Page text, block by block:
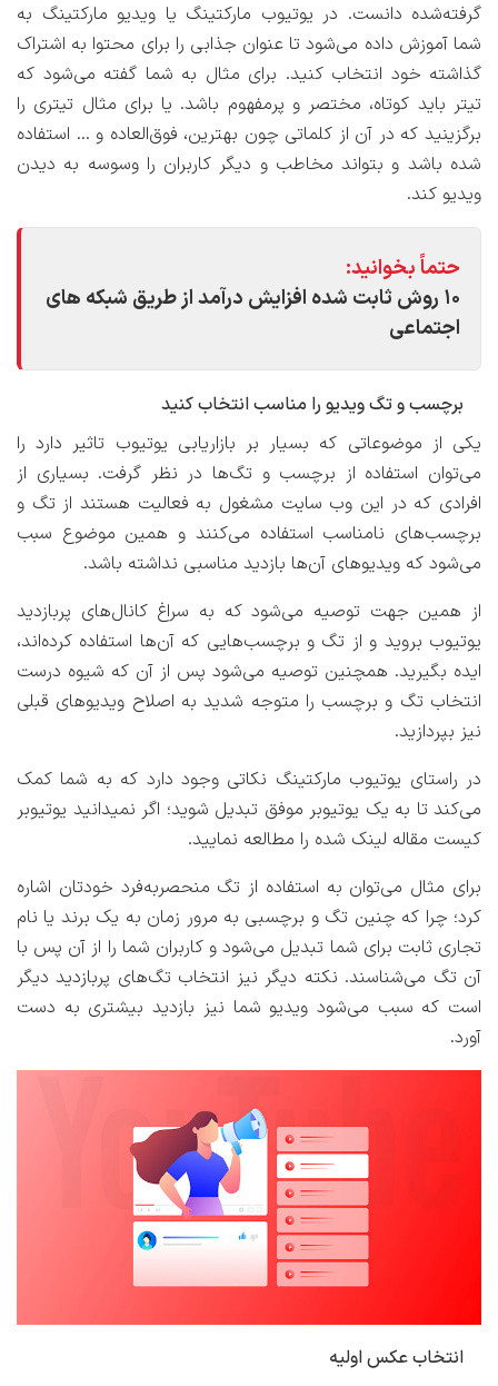
گرفته‌شده دانست. در یوتیوب مارکتینگ یا ویدیو مارکتینگ به
شما آموزش داده می‌شود تا عنوان جذابی را برای محتوا به اشتراک
گذاشته خود انتخاب کنید. برای مثال به شما گفته می‌شود که
تیتر باید کوتاه، مختصر و پرمفهوم باشد. یا برای مثال تیتری را
برگزینید که در آن از کلماتی چون بهترین، فوق‌العاده و … استفاده
شده باشد و بتواند مخاطب و دیگر کاربران را وسوسه به دیدن
ویدیو کند.
حتماً بخوانید:
۱۰ روش ثابت شده افزایش درآمد از طریق شبکه های
اجتماعی
برچسب و تگ ویدیو را مناسب انتخاب کنید
یکی از موضوعاتی که بسیار بر بازاریابی یوتیوب تاثیر دارد را
می‌توان استفاده از برچسب و تگ‌ها در نظر گرفت. بسیاری از
افرادی که در این وب ‌سایت مشغول به فعالیت هستند از تگ و
برچسب‌های نامناسب استفاده می‌کنند و همین موضوع سبب
می‌شود که ویدیوهای آن‌ها بازدید مناسبی نداشته باشد.
از همین جهت توصیه می‌شود که به سراغ کانال‌های پربازدید
یوتیوب بروید و از تگ و برچسب‌هایی که آن‌ها استفاده کرده‌اند،
ایده بگیرید. همچنین توصیه می‌شود پس از آن که شیوه درست
انتخاب تگ و برچسب را متوجه شدید به اصلاح ویدیوهای قبلی
نیز بپردازید.
در راستای یوتیوب مارکتینگ نکاتی وجود دارد که به شما کمک
می‌کند تا به یک یوتیوبر موفق تبدیل شوید؛ اگر نمیدانید یوتیوبر
کیست مقاله لینک شده را مطالعه نمایید.
برای مثال می‌توان به استفاده از تگ منحصربه‌فرد خودتان اشاره
کرد؛ چرا که چنین تگ و برچسبی به مرور زمان به یک برند یا نام
تجاری ثابت برای شما تبدیل می‌شود و کاربران شما را از آن پس با
آن تگ می‌شناسند. نکته دیگر نیز انتخاب تگ‌های پربازدید دیگر
است که سبب می‌شود ویدیو شما نیز بازدید بیشتری به دست
آورد.
انتخاب عکس اولیه